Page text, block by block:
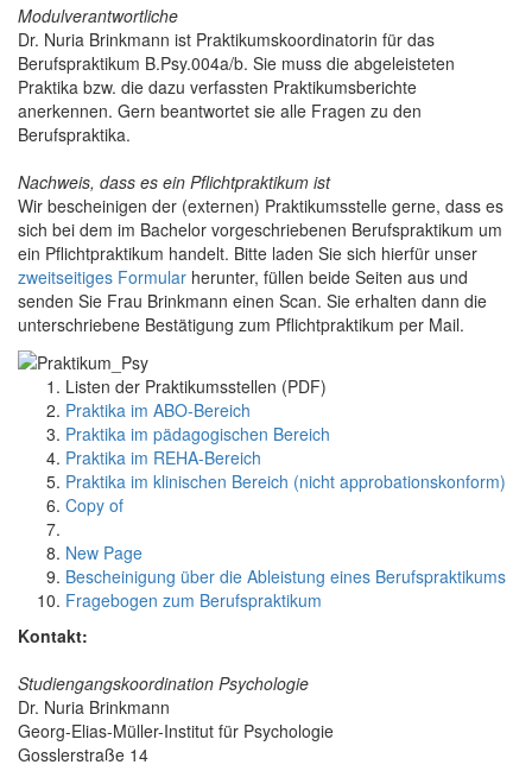
Modulverantwortliche
Dr. Nuria Brinkmann ist Praktikumskoordinatorin für das
Berufspraktikum B.Psy.004a/b. Sie muss die abgeleisteten
Praktika bzw. die dazu verfassten Praktikumsberichte
anerkennen. Gern beantwortet sie alle Fragen zu den
Berufspraktika.
Nachweis, dass es ein Pflichtpraktikum ist
Wir bescheinigen der (externen) Praktikumsstelle gerne, dass es
sich bei dem im Bachelor vorgeschriebenen Berufspraktikum um
ein Pflichtpraktikum handelt. Bitte laden Sie sich hierfür unser
zweitseitiges Formular herunter, füllen beide Seiten aus und
senden Sie Frau Brinkmann einen Scan. Sie erhalten dann die
unterschriebene Bestätigung zum Pflichtpraktikum per Mail.
Listen der Praktikumsstellen (PDF)
Praktika im ABO-Bereich
Praktika im pädagogischen Bereich
Praktika im REHA-Bereich
Praktika im klinischen Bereich (nicht approbationskonform)
Copy of
New Page
Bescheinigung über die Ableistung eines Berufspraktikums
Fragebogen zum Berufspraktikum
Kontakt:
Studiengangskoordination Psychologie
Dr. Nuria Brinkmann
Georg-Elias-Müller-Institut für Psychologie
Gosslerstraße 14